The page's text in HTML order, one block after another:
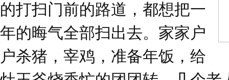
的打扫门前的路道，都想把一
年的晦气全部扫出去。家家户
户杀猪，宰鸡，准备年饭，给